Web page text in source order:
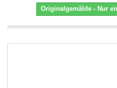
Originalgemälde - Nur